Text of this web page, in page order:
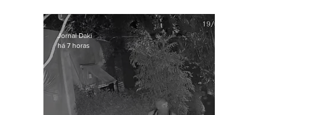
Maricá
Jornal Daki
há 7 horas